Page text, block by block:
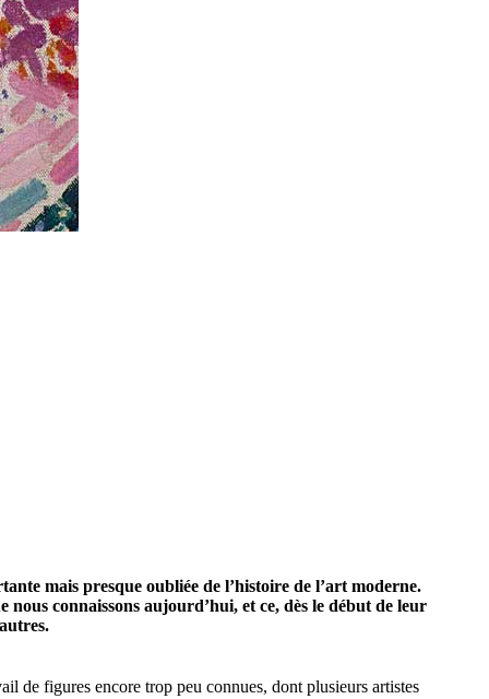
mais presque oubliée de l’histoire de l’art moderne.
nous connaissons aujourd’hui, et ce, dès le début de leur
de figures encore trop peu connues, dont plusieurs artistes